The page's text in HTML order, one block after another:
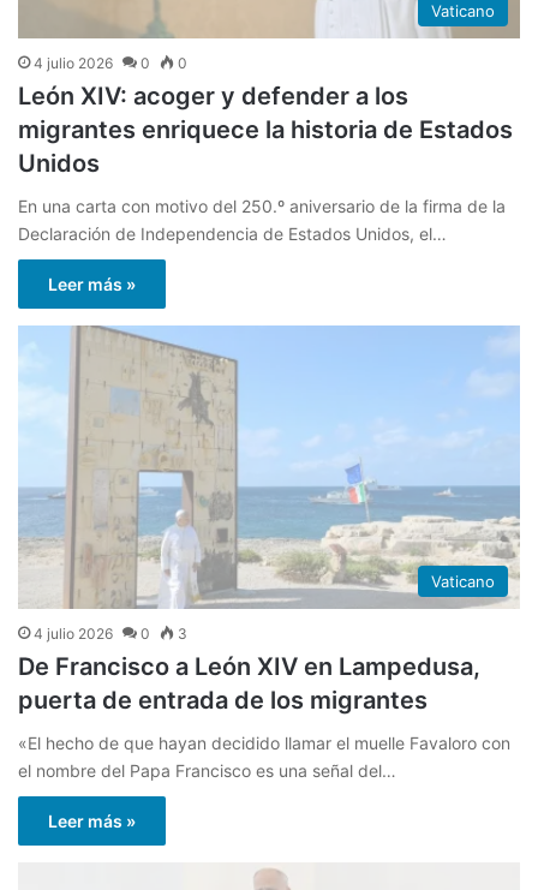
Vaticano
4 julio 2026 0 0
León XIV: acoger y defender a los
migrantes enriquece la historia de Estados
Unidos
En una carta con motivo del 250.º aniversario de la firma de la
Declaración de Independencia de Estados Unidos, el…
Leer más »
Vaticano
4 julio 2026 0 3
De Francisco a León XIV en Lampedusa,
puerta de entrada de los migrantes
«El hecho de que hayan decidido llamar el muelle Favaloro con
el nombre del Papa Francisco es una señal del…
Leer más »